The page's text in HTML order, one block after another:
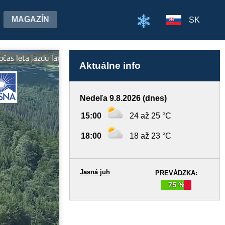
MAGAZÍN SK
lanovkami na oboch stranách Chopka v cene jedného
Aktuálne info
Nedeľa 9.8.2026 (dnes)
15:00 24 až 25 °C
18:00 18 až 23 °C
PREVÁDZKA:
75 %
Jasná juh